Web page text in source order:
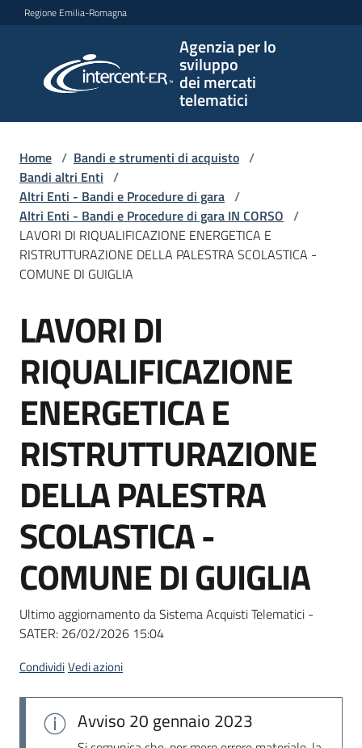
Vai al contenuto
Vai alla navigazione
Vai al footer
Regione Emilia-Romagna
Agenzia per lo
sviluppo
dei mercati
telematici
per lo
sviluppo
telematici
L'Agenzia
e
strumenti
acquisto
Supporto
Piattaforme
telematiche
English
site
Seguici
Home / Bandi e strumenti di acquisto /
Bandi altri Enti /
Altri Enti - Bandi e Procedure di gara /
Altri Enti - Bandi e Procedure di gara IN CORSO /
LAVORI DI RIQUALIFICAZIONE ENERGETICA E
RISTRUTTURAZIONE DELLA PALESTRA SCOLASTICA -
COMUNE DI GUIGLIA
Salta al contenuto
LAVORI DI
RIQUALIFICAZIONE
ENERGETICA E
RISTRUTTURAZIONE
DELLA PALESTRA
SCOLASTICA -
COMUNE DI GUIGLIA
Ultimo aggiornamento da Sistema Acquisti Telematici -
SATER: 26/02/2026 15:04
CondividiVedi azioni
Avviso 20 gennaio 2023